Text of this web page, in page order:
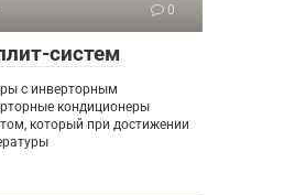
0
систем
с инверторным
кондиционеры
который при достижении